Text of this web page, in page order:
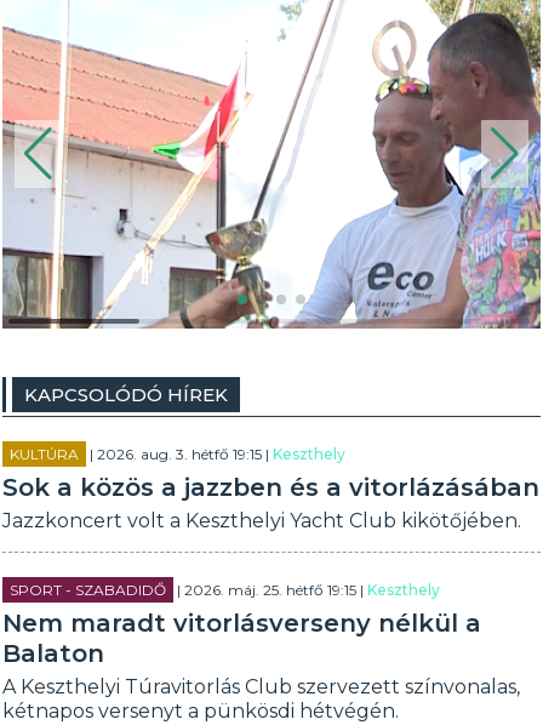
KAPCSOLÓDÓ HÍREK
KULTÚRA | 2026. aug. 3. hétfő 19:15 |Keszthely
Sok a közös a jazzben és a vitorlázásában
Jazzkoncert volt a Keszthelyi Yacht Club kikötőjében.
SPORT - SZABADIDŐ | 2026. máj. 25. hétfő 19:15 |Keszthely
Nem maradt vitorlásverseny nélkül a
Balaton
A Keszthelyi Túravitorlás Club szervezett színvonalas,
kétnapos versenyt a pünkösdi hétvégén.